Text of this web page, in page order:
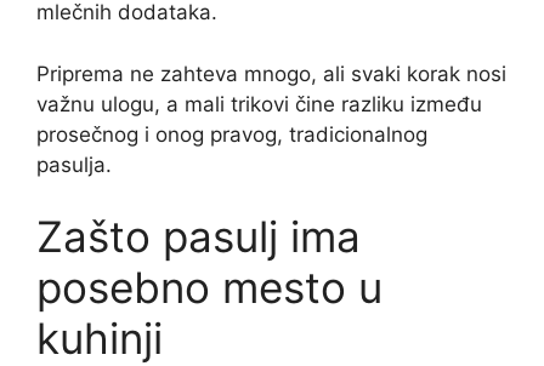
mlečnih dodataka.
Priprema ne zahteva mnogo, ali svaki korak nosi
važnu ulogu, a mali trikovi čine razliku između
prosečnog i onog pravog, tradicionalnog
pasulja.
Zašto pasulj ima
posebno mesto u
kuhinji